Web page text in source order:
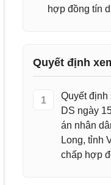
hợp đồng tín
Quyết định
1
Quyết định
DS ngày
án nhân
Long, tỉnh
chấp hợp